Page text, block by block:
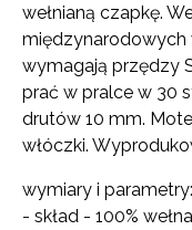
wełnianą czapkę.
międzynarodowych
wymagają przędzy
prać w pralce w 30
drutów 10 mm.
włóczki.
wymiary i parametry:
- skład - 100% wełna,